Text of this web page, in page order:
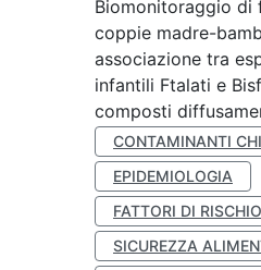
Biomonitoraggio di
coppie madre-
associazione tra
infantili Ftalati e
composti
CONTAMINANTI
EPIDEMIOLOGIA
FATTORI DI RISCHIO
SICUREZZA